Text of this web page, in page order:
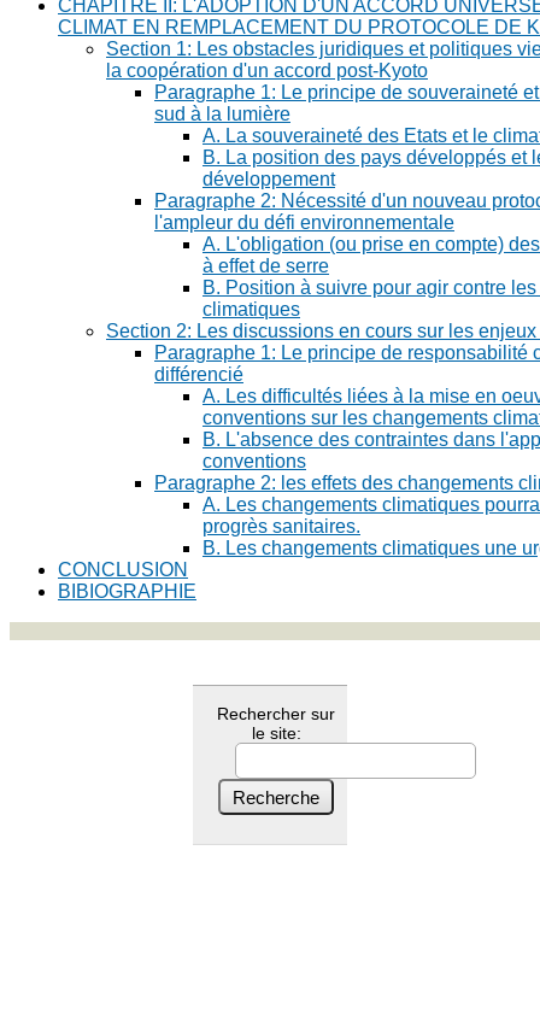
CHAPITRE II: L'ADOPTION D'UN ACCORD
CLIMAT EN REMPLACEMENT DU PROTOCOLE DE
Section 1: Les obstacles juridiques et politiques
la coopération d'un accord post-Kyoto
Paragraphe 1: Le principe de souveraineté
sud à la lumière
A. La souveraineté des Etats et le
B. La position des pays développés et
développement
Paragraphe 2: Nécessité d'un nouveau
l'ampleur du défi environnementale
A. L'obligation (ou prise en compte)
à effet de serre
B. Position à suivre pour agir contre
climatiques
Section 2: Les discussions en cours sur les
Paragraphe 1: Le principe de responsabilité
différencié
A. Les difficultés liées à la mise en
conventions sur les changements
B. L'absence des contraintes dans
conventions
Paragraphe 2: les effets des changements
A. Les changements climatiques
progrès sanitaires.
B. Les changements climatiques une
CONCLUSION
BIBIOGRAPHIE
Rechercher sur
le site: